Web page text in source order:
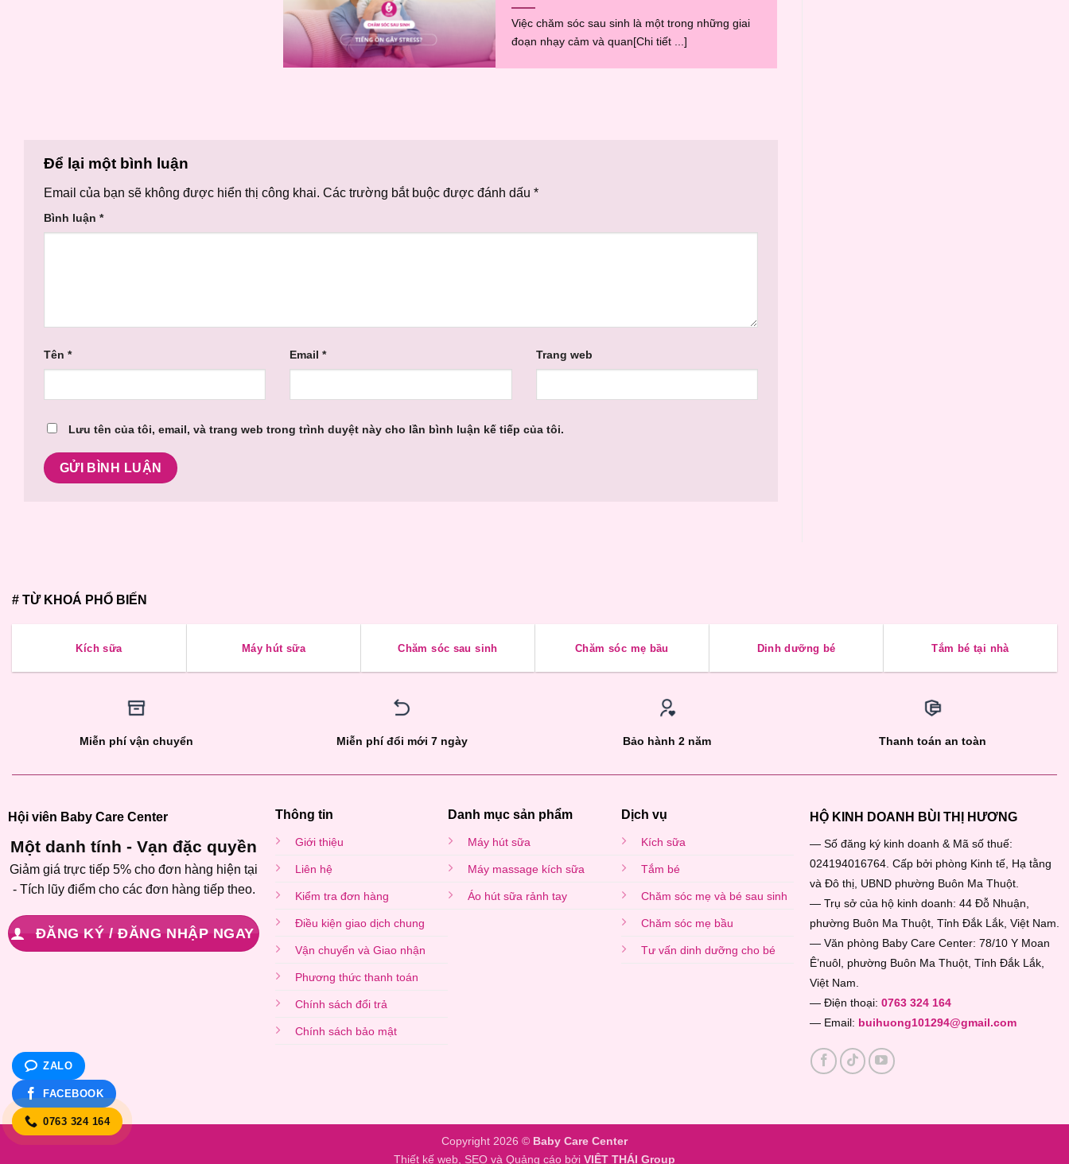
Việc chăm sóc sau sinh là một trong những giai
đoạn nhạy cảm và quan[Chi tiết ...]
Để lại một bình luận
Email của bạn sẽ không được hiển thị công khai. Các trường bắt buộc được đánh dấu *
Bình luận *
Tên * Email* Trang web
Lưu tên của tôi, email, và trang web trong trình duyệt này cho lần bình luận kế tiếp của tôi.
# TỪ KHOÁ PHỔ BIẾN
Kích sữa Máy hút sữa Chăm sóc sau sinh Chăm sóc mẹ bầu Dinh dưỡng bé Tắm bé tại nhà
Miễn phí vận chuyển Miễn phí đổi mới 7 ngày Bảo hành 2 năm Thanh toán an toàn
Hội viên Baby Care Center
Một danh tính - Vạn đặc quyền
Giảm giá trực tiếp 5% cho đơn hàng hiện tại
- Tích lũy điểm cho các đơn hàng tiếp theo.
ĐĂNG KÝ / ĐĂNG NHẬP NGAY
Thông tin
Giới thiệu
Liên hệ
Kiểm tra đơn hàng
Điều kiện giao dịch chung
Vận chuyển và Giao nhận
Phương thức thanh toán
Chính sách đổi trả
Chính sách bảo mật
Danh mục sản phẩm
Máy hút sữa
Máy massage kích sữa
Áo hút sữa rảnh tay
Dịch vụ
Kích sữa
Tắm bé
Chăm sóc mẹ và bé sau sinh
Chăm sóc mẹ bầu
Tư vấn dinh dưỡng cho bé
HỘ KINH DOANH BÙI THỊ HƯƠNG
— Số đăng ký kinh doanh & Mã số thuế:
024194016764. Cấp bởi phòng Kinh tế, Hạ tằng
và Đô thị, UBND phường Buôn Ma Thuột.
— Trụ sở của hộ kinh doanh: 44 Đỗ Nhuận,
phường Buôn Ma Thuột, Tỉnh Đắk Lắk, Việt Nam.
— Văn phòng Baby Care Center: 78/10 Y Moan
Ê’nuôl, phường Buôn Ma Thuột, Tỉnh Đắk Lắk,
Việt Nam.
— Điện thoại: 0763 324 164
— Email: buihuong101294@gmail.com
Copyright 2026 © Baby Care Center
Thiết kế web, SEO và Quảng cáo bởi VIỆT THÁI Group
ZALO
FACEBOOK
0763 324 164